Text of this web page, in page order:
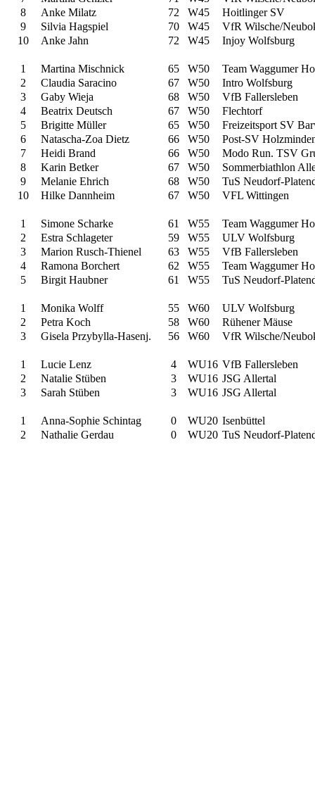
8
Anke Milatz 72 W45
Hoitlinger SV
9
Silvia Hagspiel 70 W45
VfR Wilsche/
10
Anke Jahn 72 W45 Injoy Wolfsburg
1 Martina Mischnick 65 W50
Team Waggumer
2
Claudia Saracino 67 W50
Intro Wolfsburg
3
Gaby Wieja 68 W50
VfB Fallersleben
4
Beatrix Deutsch 67 W50
Flechtorf
5
Brigitte Müller 65 W50
Freizeitsport SV
6
Natascha-Zoa Dietz 66 W50
Post-SV
7
Heidi Brand 66 W50
Modo Run. TSV
8
Karin Betker 67 W50
Sommerbiathlon
9
Melanie Ehrich 68 W50
TuS Neudorf-
10
Hilke Dannheim 67 W50 VFL Wittingen
1 Simone Scharke 61 W55
Team Waggumer
2
Estra Schlageter 59 W55
ULV Wolfsburg
3
Marion Rusch-Thienel 63 W55
VfB Fallersleben
4
Ramona Borchert 62 W55
Team Waggumer
5
Birgit Haubner 61 W55 TuS Neudorf-
1 Monika Wolff 55 W60
ULV Wolfsburg
2
Petra Koch 58 W60
Rühener Mäuse
3
Gisela Przybylla-Hasenj. 56 W60 VfR Wilsche/
1 Lucie Lenz 4 WU16 VfB Fallersleben
2
Natalie Stüben 3 WU16 JSG Allertal
3
Sarah Stüben 3 WU16 JSG Allertal
1 Anna-Sophie Schintag 0 WU20 Isenbüttel
2
Nathalie Gerdau 0 WU20 TuS Neudorf-